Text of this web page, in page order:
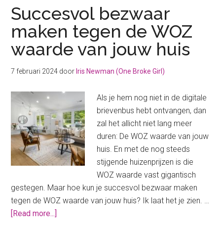
aanvragen:
hoeveel
is
jouw
huis
ECHT
Succesvol bezwaar
maken tegen de WOZ
waarde van jouw huis
7 februari 2024 door Iris Newman (One Broke Girl)
Als je hem nog niet in de digitale
brievenbus hebt ontvangen, dan
zal het allicht niet lang meer
duren: De WOZ waarde van jouw
huis. En met de nog steeds
stijgende huizenprijzen is die
WOZ waarde vast gigantisch
gestegen. Maar hoe kun je succesvol bezwaar maken
tegen de WOZ waarde van jouw huis? Ik laat het je zien. …
[Read more...]